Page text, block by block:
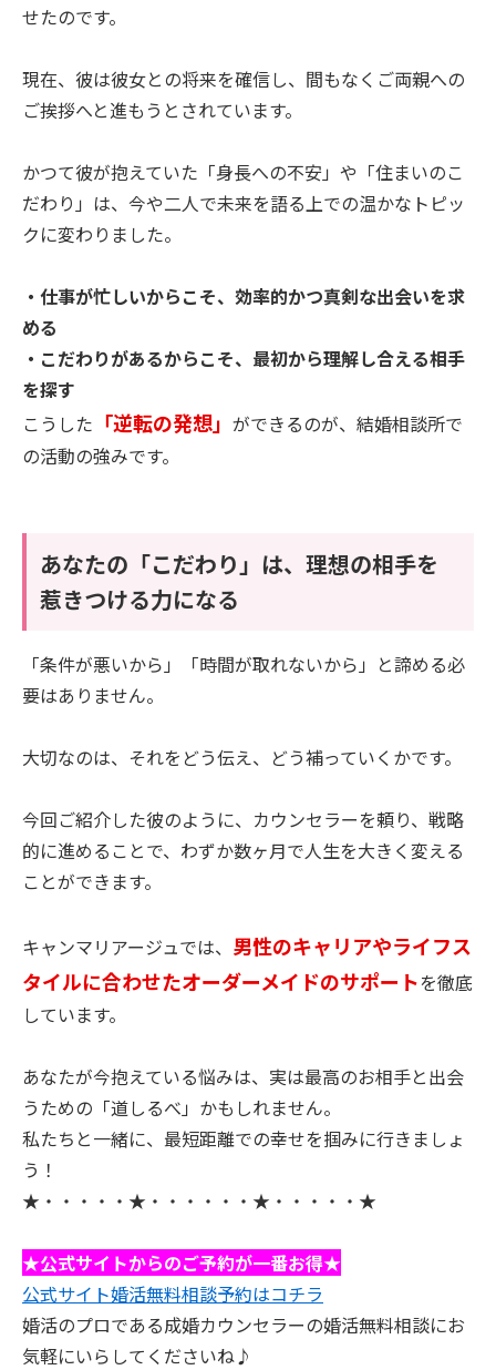
せたのです。
現在、彼は彼女との将来を確信し、間もなくご両親への
ご挨拶へと進もうとされています。
かつて彼が抱えていた「身長への不安」や「住まいのこ
だわり」は、今や二人で未来を語る上での温かなトピッ
クに変わりました。
・仕事が忙しいからこそ、効率的かつ真剣な出会いを求
める
・こだわりがあるからこそ、最初から理解し合える相手
を探す
こうした 「逆転の発想」 ができるのが、結婚相談所で
の活動の強みです。
あなたの「こだわり」は、理想の相手を
惹きつける力になる
「条件が悪いから」「時間が取れないから」と諦める必
要はありません。
大切なのは、それをどう伝え、どう補っていくかです。
今回ご紹介した彼のように、カウンセラーを頼り、戦略
的に進めることで、わずか数ヶ月で人生を大きく変える
ことができます。
キャンマリアージュでは、 男性のキャリアやライフス
タイルに合わせたオーダーメイドのサポートを徹底
しています。
あなたが今抱えている悩みは、実は最高のお相手と出会
うための「道しるべ」かもしれません。
私たちと一緒に、最短距離での幸せを掴みに行きましょ
う！
★・・・・・★・・・・・・★・・・・・★
★公式サイトからのご予約が一番お得★
公式サイト婚活無料相談予約はコチラ
婚活のプロである成婚カウンセラーの婚活無料相談にお
気軽にいらしてくださいね♪